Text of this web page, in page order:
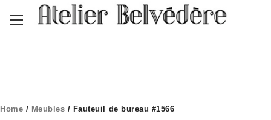
Home / Meubles / Fauteuil de bureau #1566